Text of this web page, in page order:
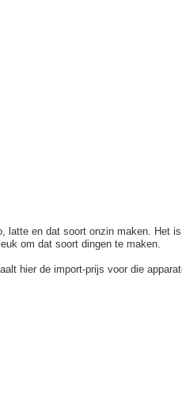
latte en dat soort onzin maken. Het
om dat soort dingen te maken.
hier de import-prijs voor die